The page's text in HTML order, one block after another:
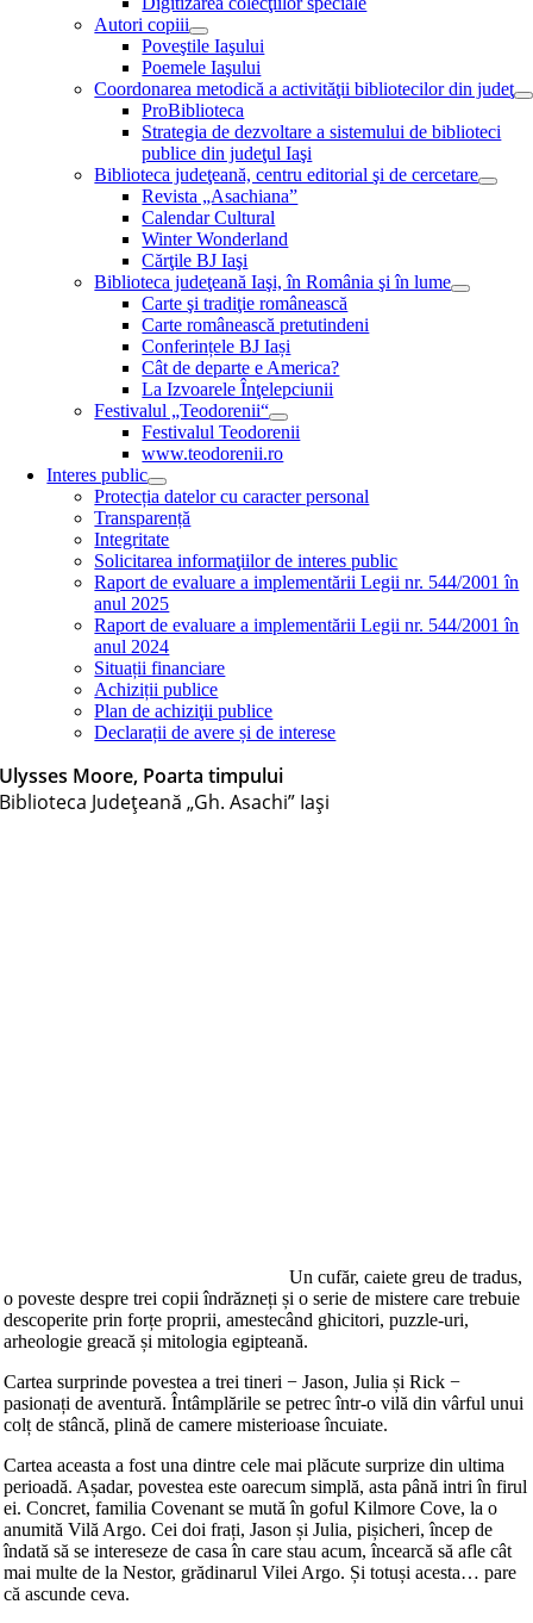
Autori copiii
Poveştile Iaşului
Poemele Iaşului
Coordonarea metodică a activităţii bibliotecilor din judeţ
ProBiblioteca
Strategia de dezvoltare a sistemului de biblioteci
publice din judeţul Iaşi
Biblioteca judeţeană, centru editorial şi de cercetare
Revista „Asachiana”
Calendar Cultural
Winter Wonderland
Cărţile BJ Iaşi
Biblioteca judeţeană Iaşi, în România şi în lume
Carte şi tradiţie românească
Carte românească pretutindeni
Conferințele BJ Iași
Cât de departe e America?
La Izvoarele Înţelepciunii
Festivalul „Teodorenii“
Festivalul Teodorenii
www.teodorenii.ro
Interes public
Protecția datelor cu caracter personal
Transparență
Integritate
Solicitarea informaţiilor de interes public
Raport de evaluare a implementării Legii nr. 544/2001 în
anul 2025
Raport de evaluare a implementării Legii nr. 544/2001 în
anul 2024
Situații financiare
Achiziții publice
Plan de achiziţii publice
Declarații de avere și de interese
Ulysses Moore, Poarta timpului
Biblioteca Judeţeană „Gh. Asachi” Iaşi
Un cufăr, caiete greu de tradus,
o poveste despre trei copii îndrăzneți și o serie de mistere care trebuie
descoperite prin forțe proprii, amestecând ghicitori, puzzle-uri,
arheologie greacă și mitologia egipteană.
Cartea surprinde povestea a trei tineri − Jason, Julia și Rick −
pasionați de aventură. Întâmplările se petrec într-o vilă din vârful unui
colț de stâncă, plină de camere misterioase încuiate.
Cartea aceasta a fost una dintre cele mai plăcute surprize din ultima
perioadă. Așadar, povestea este oarecum simplă, asta până intri în firul
ei. Concret, familia Covenant se mută în goful Kilmore Cove, la o
anumită Vilă Argo. Cei doi frați, Jason și Julia, pișicheri, încep de
îndată să se intereseze de casa în care stau acum, încearcă să afle cât
mai multe de la Nestor, grădinarul Vilei Argo. Și totuși acesta… pare
că ascunde ceva.